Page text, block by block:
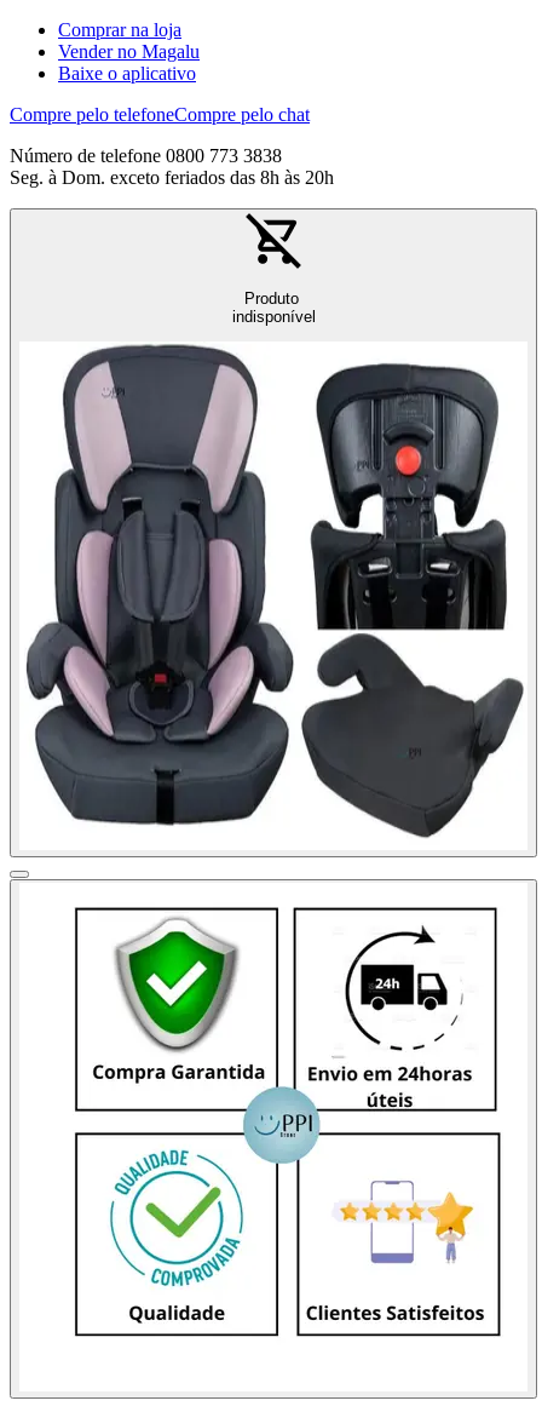
Comprar na loja
Vender no Magalu
Baixe o aplicativo
Compre pelo telefoneCompre pelo chat
Número de telefone 0800 773 3838
Seg. à Dom. exceto feriados das 8h às 20h
Produto
indisponível